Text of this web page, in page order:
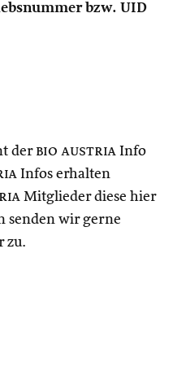
bzw. UID
der bio austria Info
Infos erhalten
Mitglieder diese hier
senden wir gerne
zu.